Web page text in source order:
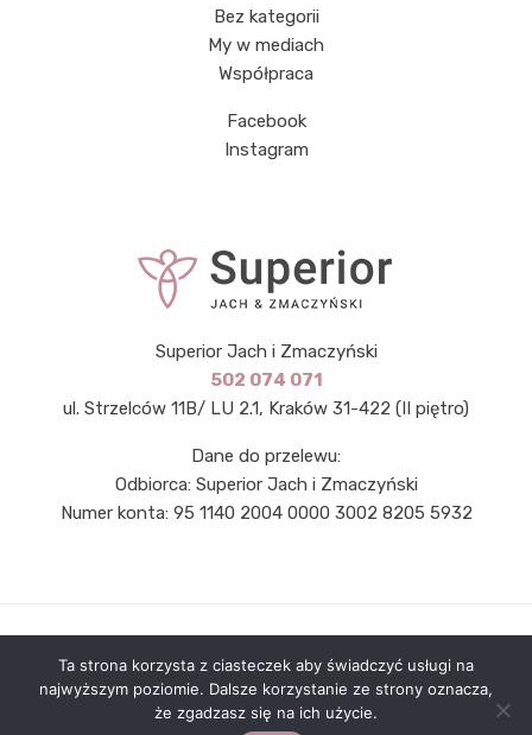
Bez kategorii
My w mediach
Współpraca
Facebook
Instagram
Superior Jach i Zmaczyński
502 074 071
ul. Strzelców 11B/ LU 2.1, Kraków 31-422 (II piętro)
Dane do przelewu:
Odbiorca: Superior Jach i Zmaczyński
Numer konta: 95 1140 2004 0000 3002 8205 5932
prawa zastrzeżone.
Strony internetowe Kraków:
Ta strona korzysta z ciasteczek aby świadczyć usługi na
najwyższym poziomie. Dalsze korzystanie ze strony oznacza,
że zgadzasz się na ich użycie.